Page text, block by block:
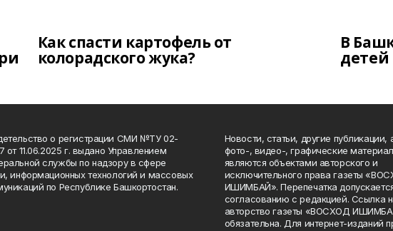
Как спасти картофель от
колорадского жука?
В
детей
о регистрации СМИ №ТУ 02-
от 11.06.2025 г. выдано Управлением
службы по надзору в сфере
информационных технологий и массовых
по Республике Башкортостан.
Новости, статьи, другие публикации,
фото-, видео-, графические
являются объектами авторского и
исключительного права газеты
ИШИМБАЙ». Перепечатка
согласованию с редакцией. Ссылка
авторство газеты «ВОСХОД
обязательна. Для интернет-изданий